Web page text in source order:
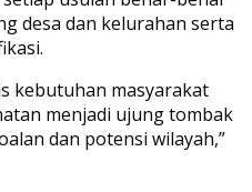
desa dan kelurahan serta
kebutuhan masyarakat
menjadi ujung tombak
dan potensi wilayah,”